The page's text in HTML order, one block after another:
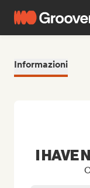
Informazioni
I HAVE